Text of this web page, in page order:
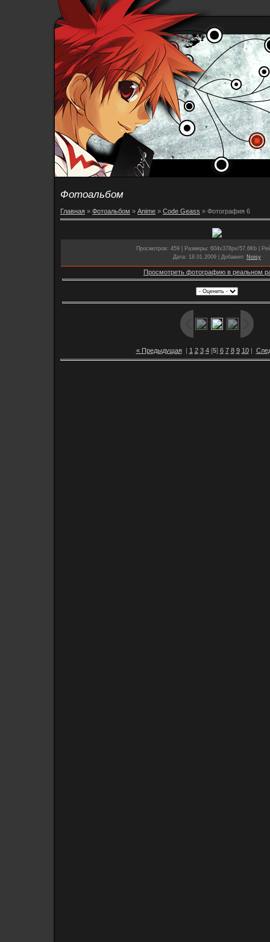
Фотоальбом
Главная » Фотоальбом » Anime » Code Geass » Фотография 6
Просмотров: 459 | Размеры: 604x378px/57.6Kb |
Дата: 18.01.2009 | Добавил: Noisy
Просмотреть фотографию в реальном
« Предыдущая| 1 2 3 4[5] 6 7 8 9 10|